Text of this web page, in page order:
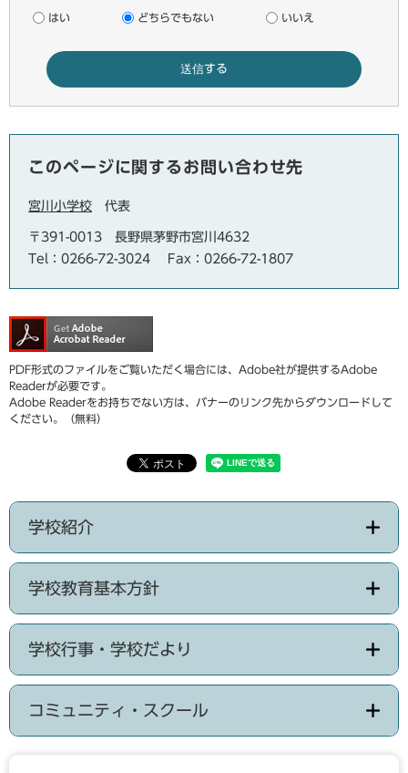
はい どちらでもない いいえ
このページに関するお問い合わせ先
宮川小学校 代表
〒391-0013
長野県茅野市宮川4632
Tel：0266-72-3024
Fax：0266-72-1807
PDF形式のファイルをご覧いただく場合には、Adobe社が提供するAdobe
Readerが必要です。
Adobe Readerをお持ちでない方は、バナーのリンク先からダウンロードして
ください。（無料）
学校紹介
学校教育基本方針
学校行事・学校だより
コミュニティ・スクール